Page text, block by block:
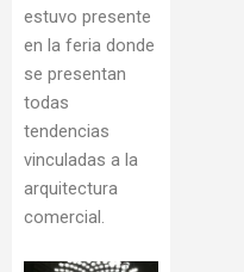
estuvo presente
en la feria donde
se presentan
todas
tendencias
vinculadas a la
arquitectura
comercial.